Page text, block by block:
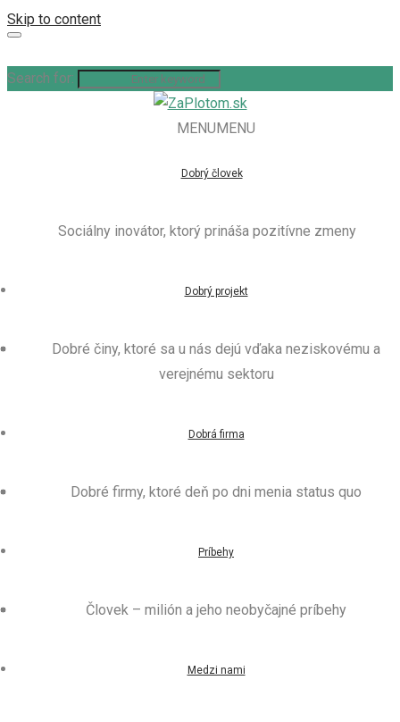
Skip to content
Search for:
MENUMENU
Dobrý človek
Sociálny inovátor, ktorý prináša pozitívne zmeny
Dobrý projekt
Dobré činy, ktoré sa u nás dejú vďaka neziskovému a
verejnému sektoru
Dobrá firma
Dobré firmy, ktoré deň po dni menia status quo
Príbehy
Človek – milión a jeho neobyčajné príbehy
Medzi nami